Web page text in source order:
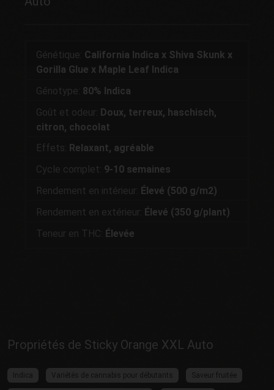
Génétique: California Indica x Shiva Skunk x
Gorilla Glue x Maple Leaf Indica
Génotype: 80% Indica
Goût et odeur: Doux, terreux, haschisch,
citron, chocolat
Effets: Relaxant, agréable
Cycle complet: 9-10 semaines
Rendement en intérieur: Élevé (500 g/m2)
Rendement en extérieur: Élevé (350 g/plant)
Teneur en THC: Élevée
Propriétés de Sticky Orange XXL Auto
Indica Variétés de cannabis pour débutants Saveur fruitée